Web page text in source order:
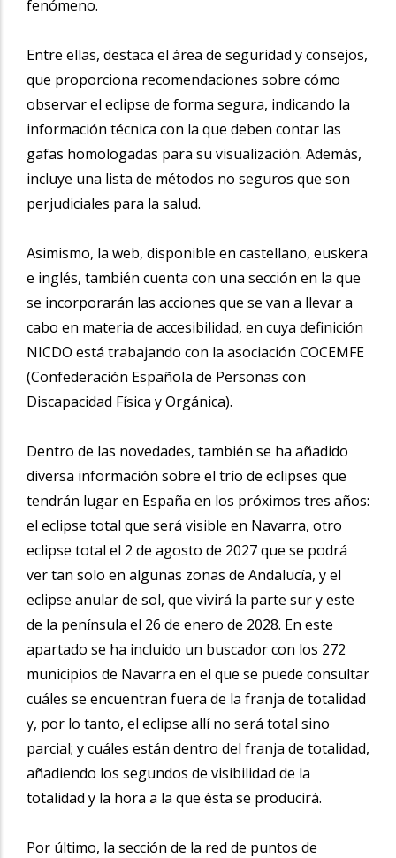
fenómeno.
Entre ellas, destaca el área de seguridad y consejos,
que proporciona recomendaciones sobre cómo
observar el eclipse de forma segura, indicando la
información técnica con la que deben contar las
gafas homologadas para su visualización. Además,
incluye una lista de métodos no seguros que son
perjudiciales para la salud.
Asimismo, la web, disponible en castellano, euskera
e inglés, también cuenta con una sección en la que
se incorporarán las acciones que se van a llevar a
cabo en materia de accesibilidad, en cuya definición
NICDO está trabajando con la asociación COCEMFE
(Confederación Española de Personas con
Discapacidad Física y Orgánica).
Dentro de las novedades, también se ha añadido
diversa información sobre el trío de eclipses que
tendrán lugar en España en los próximos tres años:
el eclipse total que será visible en Navarra, otro
eclipse total el 2 de agosto de 2027 que se podrá
ver tan solo en algunas zonas de Andalucía, y el
eclipse anular de sol, que vivirá la parte sur y este
de la península el 26 de enero de 2028. En este
apartado se ha incluido un buscador con los 272
municipios de Navarra en el que se puede consultar
cuáles se encuentran fuera de la franja de totalidad
y, por lo tanto, el eclipse allí no será total sino
parcial; y cuáles están dentro del franja de totalidad,
añadiendo los segundos de visibilidad de la
totalidad y la hora a la que ésta se producirá.
Por último, la sección de la red de puntos de